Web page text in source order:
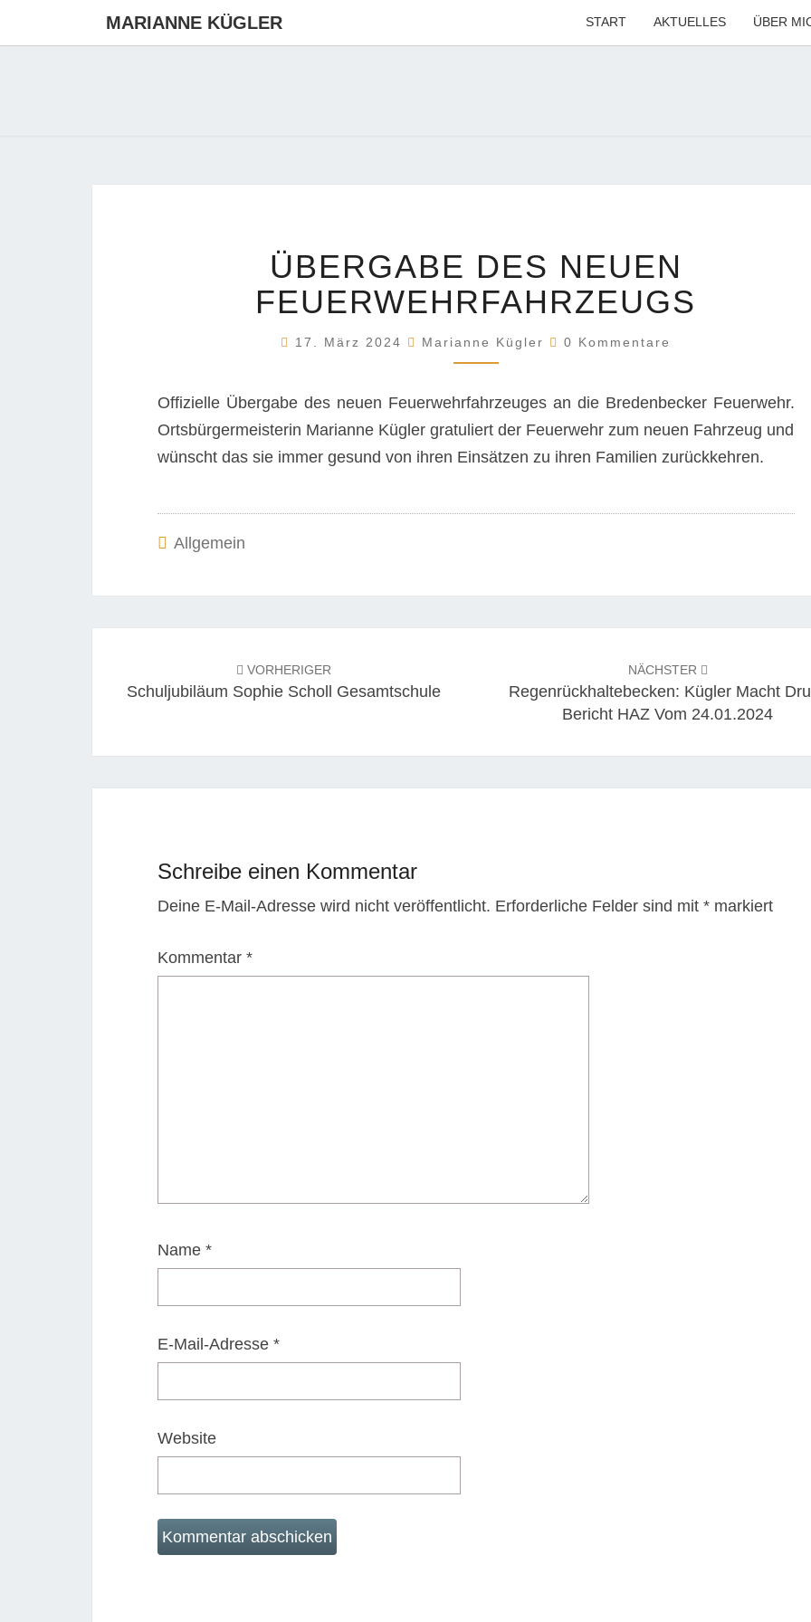
MARIANNE KÜGLER START AKTUELLES ÜBER
DES
NEUEN
FEUERWEHRFAHRZEUGS
ÜBERGABE DES NEUEN
FEUERWEHRFAHRZEUGS
17. März 2024 Marianne Kügler Kommentare
0 Kommentare
Offizielle Übergabe des neuen Feuerwehrfahrzeuges an die Bredenbecker Feuerwehr.
Ortsbürgermeisterin Marianne Kügler gratuliert der Feuerwehr zum neuen Fahrzeug und
wünscht das sie immer gesund von ihren Einsätzen zu ihren Familien zurückkehren.
Allgemein
VORHERIGER
Schuljubiläum Sophie Scholl Gesamtschule
NÄCHSTER
Regenrückhaltebecken: Kügler Macht
Bericht HAZ Vom 24.01.2024
Schreibe einen Kommentar
Deine E-Mail-Adresse wird nicht veröffentlicht. Erforderliche Felder sind mit * markiert
Kommentar *
Name *
E-Mail-Adresse *
Website